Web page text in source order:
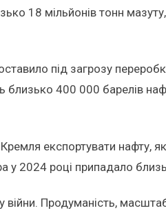
18 мільйонів тонн
під загрозу
400 000 барелів
експортувати нафту,
2024 році припадало
Продуманість,